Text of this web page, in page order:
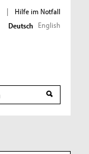
|
Hilfe im Notfall
Deutsch English